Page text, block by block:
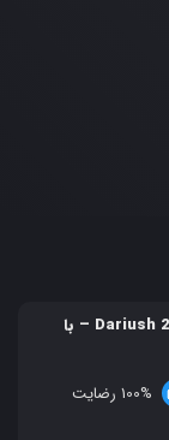
دانلود سریال داریوش – Dariush 2024 – با
100% رضایت